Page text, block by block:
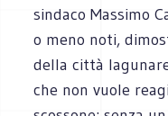
sindaco Massimo
o meno noti,
della città
che non vuole